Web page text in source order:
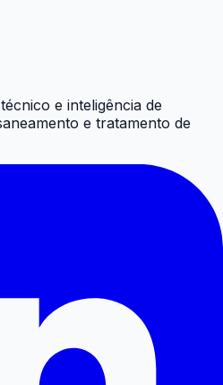
e inteligência de
e tratamento de